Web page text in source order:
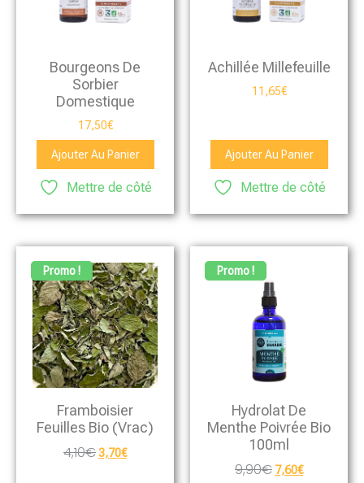
Bourgeons De
Sorbier
Domestique
17,50€
Ajouter Au Panier
Mettre de côté
Achillée Millefeuille
11,65€
Ajouter Au Panier
Mettre de côté
Promo !
Framboisier
Feuilles Bio (vrac)
4,10€3,70€
Promo !
Hydrolat De
Menthe Poivrée Bio
100ml
9,90€ 7,60€